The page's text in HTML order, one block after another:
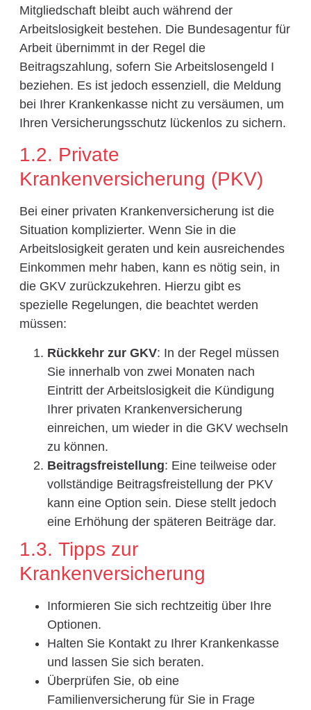
Mitgliedschaft bleibt auch während der
Arbeitslosigkeit bestehen. Die Bundesagentur für
Arbeit übernimmt in der Regel die
Beitragszahlung, sofern Sie Arbeitslosengeld I
beziehen. Es ist jedoch essenziell, die Meldung
bei Ihrer Krankenkasse nicht zu versäumen, um
Ihren Versicherungsschutz lückenlos zu sichern.
1.2. Private
Krankenversicherung (PKV)
Bei einer privaten Krankenversicherung ist die
Situation komplizierter. Wenn Sie in die
Arbeitslosigkeit geraten und kein ausreichendes
Einkommen mehr haben, kann es nötig sein, in
die GKV zurückzukehren. Hierzu gibt es
spezielle Regelungen, die beachtet werden
müssen:
Rückkehr zur GKV: In der Regel müssen
Sie innerhalb von zwei Monaten nach
Eintritt der Arbeitslosigkeit die Kündigung
Ihrer privaten Krankenversicherung
einreichen, um wieder in die GKV wechseln
zu können.
Beitragsfreistellung: Eine teilweise oder
vollständige Beitragsfreistellung der PKV
kann eine Option sein. Diese stellt jedoch
eine Erhöhung der späteren Beiträge dar.
1.3. Tipps zur
Krankenversicherung
Informieren Sie sich rechtzeitig über Ihre
Optionen.
Halten Sie Kontakt zu Ihrer Krankenkasse
und lassen Sie sich beraten.
Überprüfen Sie, ob eine
Familienversicherung für Sie in Frage